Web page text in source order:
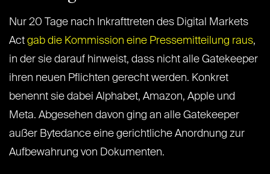
Nur 20 Tage nach Inkrafttreten des Digital Markets
Act gab die Kommission eine Pressemitteilung raus,
in der sie darauf hinweist, dass nicht alle Gatekeeper
ihren neuen Pflichten gerecht werden. Konkret
benennt sie dabei Alphabet, Amazon, Apple und
Meta. Abgesehen davon ging an alle Gatekeeper
außer Bytedance eine gerichtliche Anordnung zur
Aufbewahrung von Dokumenten.